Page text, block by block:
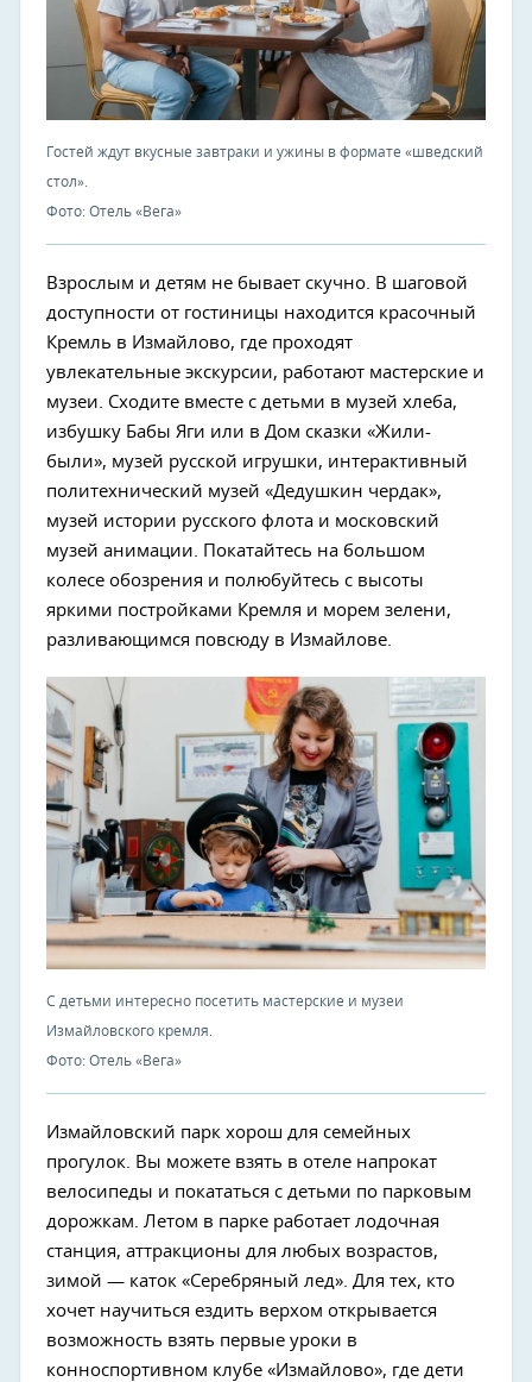
Гостей ждут вкусные завтраки и ужины в формате «шведский
стол».
Фото: Отель «Вега»
Взрослым и детям не бывает скучно. В шаговой
доступности от гостиницы находится красочный
Кремль в Измайлово, где проходят
увлекательные экскурсии, работают мастерские и
музеи. Сходите вместе с детьми в музей хлеба,
избушку Бабы Яги или в Дом сказки «Жили-
были», музей русской игрушки, интерактивный
политехнический музей «Дедушкин чердак»,
музей истории русского флота и московский
музей анимации. Покатайтесь на большом
колесе обозрения и полюбуйтесь с высоты
яркими постройками Кремля и морем зелени,
разливающимся повсюду в Измайлове.
С детьми интересно посетить мастерские и музеи
Измайловского кремля.
Фото: Отель «Вега»
Измайловский парк хорош для семейных
прогулок. Вы можете взять в отеле напрокат
велосипеды и покататься с детьми по парковым
дорожкам. Летом в парке работает лодочная
станция, аттракционы для любых возрастов,
зимой — каток «Серебряный лед». Для тех, кто
хочет научиться ездить верхом открывается
возможность взять первые уроки в
конноспортивном клубе «Измайлово», где дети